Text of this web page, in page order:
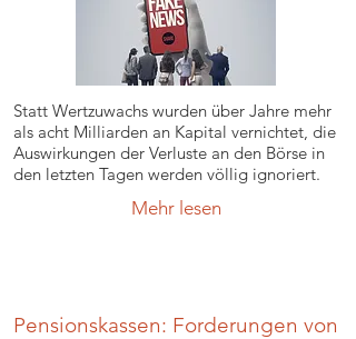
Statt Wertzuwachs wurden über Jahre mehr
als acht Milliarden an Kapital vernichtet, die
Auswirkungen der Verluste an den Börse in
den letzten Tagen werden völlig ignoriert.
Mehr lesen
Pensionskassen: Forderungen von